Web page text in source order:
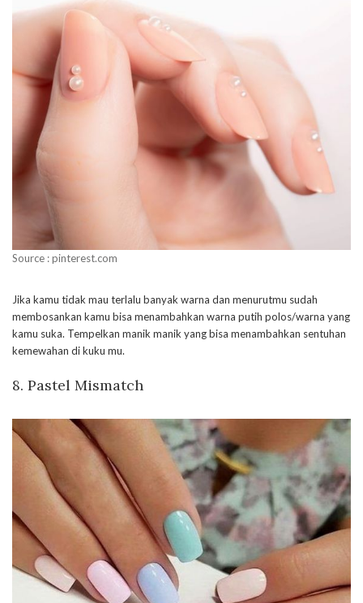
Source : pinterest.com
Jika kamu tidak mau terlalu banyak warna dan menurutmu sudah
membosankan kamu bisa menambahkan warna putih polos/warna yang
kamu suka. Tempelkan manik manik yang bisa menambahkan sentuhan
kemewahan di kuku mu.
8. Pastel Mismatch